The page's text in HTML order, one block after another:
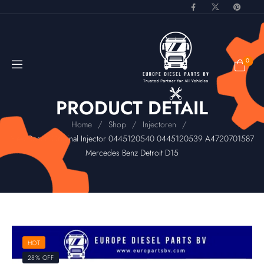
0
PRODUCT DETAIL
Home / Shop / Injectoren /
New Bosch Original Injector 0445120540 0445120539 A4720701587
Mercedes Benz Detroit D15
HOT
28% OFF